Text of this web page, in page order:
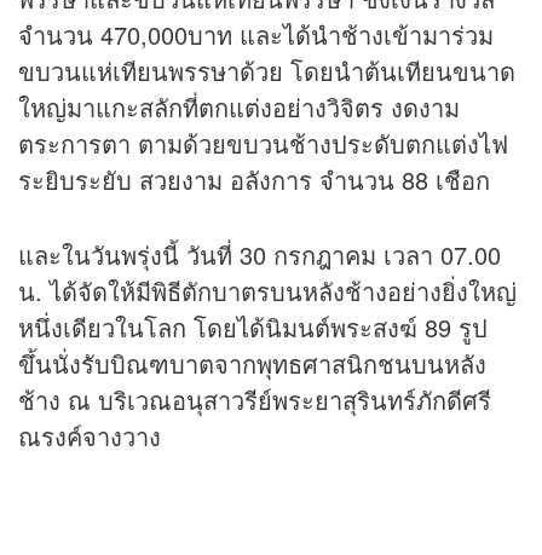
จำนวน 470,000บาท และได้นำช้างเข้ามาร่วม
ขบวนแห่เทียนพรรษาด้วย โดยนำต้นเทียนขนาด
ใหญ่มาแกะสลักที่ตกแต่งอย่างวิจิตร งดงาม
ตระการตา ตามด้วยขบวนช้างประดับตกแต่งไฟ
ระยิบระยับ สวยงาม อลังการ จำนวน 88 เชือก
และในวันพรุ่งนี้ วันที่ 30 กรกฎาคม เวลา 07.00
น. ได้จัดให้มีพิธีตักบาตรบนหลังช้างอย่างยิ่งใหญ่
หนึ่งเดียวในโลก โดยได้นิมนต์พระสงฆ์ 89 รูป
ขึ้นนั่งรับบิณฑบาตจากพุทธศาสนิกชนบนหลัง
ช้าง ณ บริเวณอนุสาวรีย์พระยาสุรินทร์ภักดีศรี
ณรงค์จางวาง